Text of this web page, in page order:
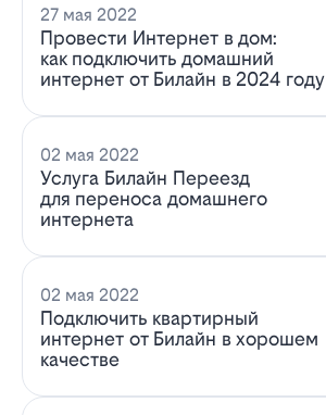
27 мая 2022
Провести Интернет в дом:
как подключить домашний
интернет от Билайн в 2024 году
02 мая 2022
Услуга Билайн Переезд
для переноса домашнего
интернета
02 мая 2022
Подключить квартирный
интернет от Билайн в хорошем
качестве